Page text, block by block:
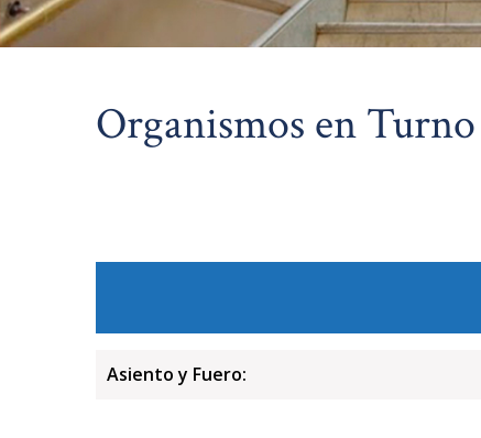
Organismos en Turno
Asiento y Fuero: